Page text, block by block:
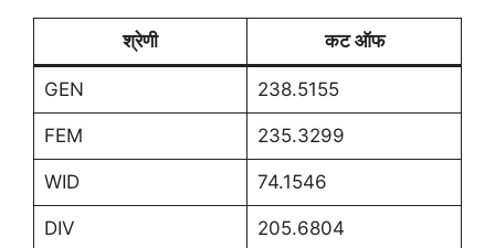
श्रेणी कट ऑफ
GEN 238.5155
FEM 235.3299
WID 74.1546
DIV 205.6804